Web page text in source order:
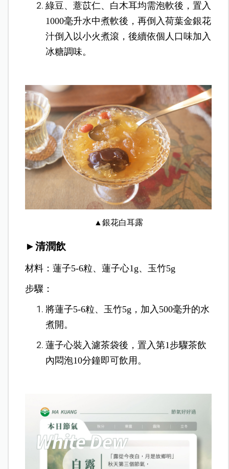
綠豆、薏苡仁、白木耳均需泡軟後，置入
1000毫升水中煮軟後，再倒入荷葉金銀花
汁倒入以小火煮滾，後續依個人口味加入
冰糖調味。
▲銀花白耳露
►清潤飲
材料：蓮子5-6粒、蓮子心1g、玉竹5g
步驟：
將蓮子5-6粒、玉竹5g，加入500毫升的水
煮開。
蓮子心裝入濾茶袋後，置入第1步驟茶飲
內悶泡10分鐘即可飲用。